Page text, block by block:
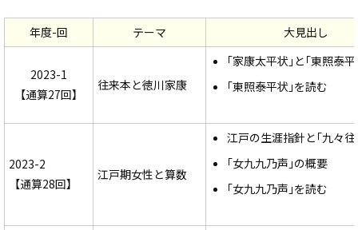
年度-回 テーマ 大見出し
2023-1
【通算27回】
往来本と徳川家康
｢家康太平状｣と｢東照泰
｢東照泰平状｣を読む
2023-2
【通算28回】
江戸期女性と算数
江戸の生涯指針と｢九々往
｢女九九乃声｣の概要
｢女九九乃声｣を読む